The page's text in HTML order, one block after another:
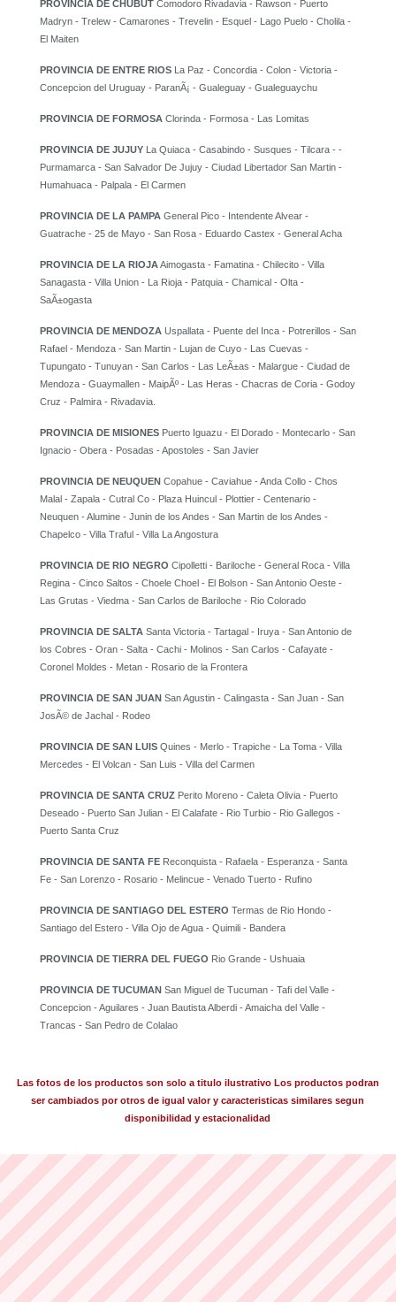
PROVINCIA DE CHUBUT Comodoro Rivadavia - Rawson - Puerto
Madryn - Trelew - Camarones - Trevelin - Esquel - Lago Puelo - Cholila -
El Maiten
PROVINCIA DE ENTRE RIOS La Paz - Concordia - Colon - Victoria -
Concepcion del Uruguay - ParanÃ¡ - Gualeguay - Gualeguaychu
PROVINCIA DE FORMOSA Clorinda - Formosa - Las Lomitas
PROVINCIA DE JUJUY La Quiaca - Casabindo - Susques - Tilcara - -
Purmamarca - San Salvador De Jujuy - Ciudad Libertador San Martin -
Humahuaca - Palpala - El Carmen
PROVINCIA DE LA PAMPA General Pico - Intendente Alvear -
Guatrache - 25 de Mayo - San Rosa - Eduardo Castex - General Acha
PROVINCIA DE LA RIOJAAimogasta - Famatina - Chilecito - Villa
Sanagasta - Villa Union - La Rioja - Patquia - Chamical - Olta -
SaÃ±ogasta
PROVINCIA DE MENDOZA Uspallata - Puente del Inca - Potrerillos - San
Rafael - Mendoza - San Martin - Lujan de Cuyo - Las Cuevas -
Tupungato - Tunuyan - San Carlos - Las LeÃ±as - Malargue - Ciudad de
Mendoza - Guaymallen - MaipÃº - Las Heras - Chacras de Coria - Godoy
Cruz - Palmira - Rivadavia.
PROVINCIA DE MISIONES Puerto Iguazu - El Dorado - Montecarlo - San
Ignacio - Obera - Posadas - Apostoles - San Javier
PROVINCIA DE NEUQUEN Copahue - Caviahue - Anda Collo - Chos
Malal - Zapala - Cutral Co - Plaza Huincul - Plottier - Centenario -
Neuquen - Alumine - Junin de los Andes - San Martin de los Andes -
Chapelco - Villa Traful - Villa La Angostura
PROVINCIA DE RIO NEGRO Cipolletti - Bariloche - General Roca - Villa
Regina - Cinco Saltos - Choele Choel - El Bolson - San Antonio Oeste -
Las Grutas - Viedma - San Carlos de Bariloche - Rio Colorado
PROVINCIA DE SALTA Santa Victoria - Tartagal - Iruya - San Antonio de
los Cobres - Oran - Salta - Cachi - Molinos - San Carlos - Cafayate -
Coronel Moldes - Metan - Rosario de la Frontera
PROVINCIA DE SAN JUAN San Agustin - Calingasta - San Juan - San
JosÃ© de Jachal - Rodeo
PROVINCIA DE SAN LUIS Quines - Merlo - Trapiche - La Toma - Villa
Mercedes - El Volcan - San Luis - Villa del Carmen
PROVINCIA DE SANTA CRUZ Perito Moreno - Caleta Olivia - Puerto
Deseado - Puerto San Julian - El Calafate - Rio Turbio - Rio Gallegos -
Puerto Santa Cruz
PROVINCIA DE SANTA FE Reconquista - Rafaela - Esperanza - Santa
Fe - San Lorenzo - Rosario - Melincue - Venado Tuerto - Rufino
PROVINCIA DE SANTIAGO DEL ESTERO Termas de Rio Hondo -
Santiago del Estero - Villa Ojo de Agua - Quimili - Bandera
PROVINCIA DE TIERRA DEL FUEGO Rio Grande - Ushuaia
PROVINCIA DE TUCUMAN San Miguel de Tucuman - Tafi del Valle -
Concepcion - Aguilares - Juan Bautista Alberdi - Amaicha del Valle -
Trancas - San Pedro de Colalao
Las fotos de los productos son solo a titulo ilustrativo Los productos podran
ser cambiados por otros de igual valor y caracteristicas similares segun
disponibilidad y estacionalidad